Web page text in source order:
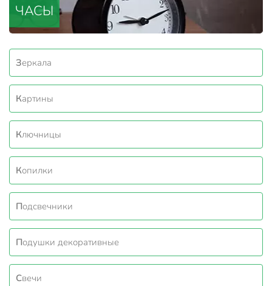
ЧАСЫ
Зеркала
Картины
Ключницы
Копилки
Подсвечники
Подушки декоративные
Свечи